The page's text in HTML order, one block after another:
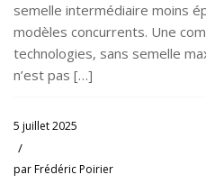
semelle intermédiaire moins
modèles concurrents. Une
technologies, sans semelle
n’est pas […]
5 juillet 2025
/
parFrédéric Poirier